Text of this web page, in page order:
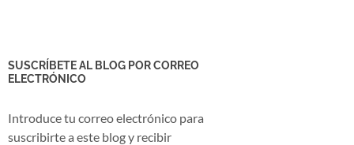
SUSCRÍBETE AL BLOG POR CORREO
ELECTRÓNICO
Introduce tu correo electrónico para
suscribirte a este blog y recibir